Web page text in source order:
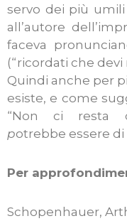
servo dei più
all’autore
faceva
(“ricordati che devi
Quindi anche per
esiste, e come
“Non ci resta
potrebbe essere di
Per
Schopenhauer,